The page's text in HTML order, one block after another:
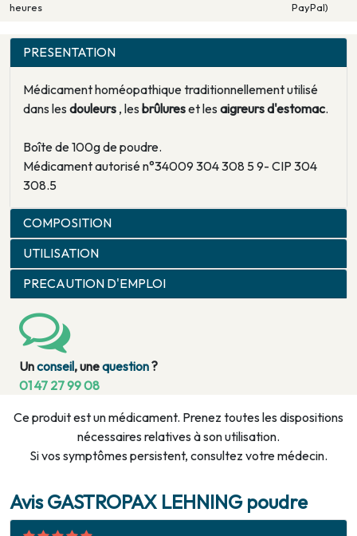
heures
PayPal)
PRESENTATION
Médicament homéopathique traditionnellement utilisé
dans les douleurs , les brûlureset les aigreurs d'estomac.
Boîte de 100g de poudre.
Médicament autorisé n°34009 304 308 5 9- CIP 304
308.5
COMPOSITION
UTILISATION
PRECAUTION D'EMPLOI
Unconseil, unequestion?
01 47 27 99 08
Ce produit est un médicament. Prenez toutes les dispositions
nécessaires relatives à son utilisation.
Si vos symptômes persistent, consultez votre médecin.
Avis GASTROPAX LEHNING poudre